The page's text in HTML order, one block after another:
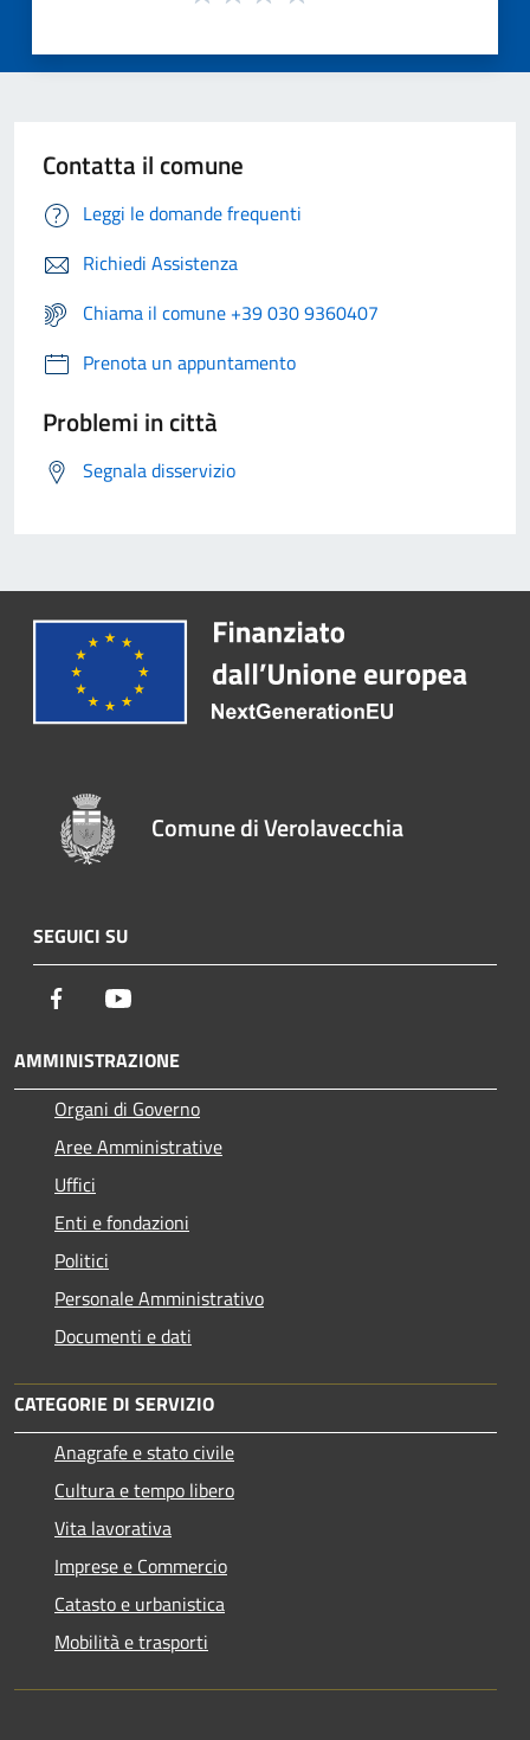
Contatta il comune
Leggi le domande frequenti
Richiedi Assistenza
Chiama il comune +39 030 9360407
Prenota un appuntamento
Problemi in città
Segnala disservizio
Comune di Verolavecchia
SEGUICI SU
Facebook
AMMINISTRAZIONE
Organi di Governo
Aree Amministrative
Uffici
Enti e fondazioni
Politici
Personale Amministrativo
Documenti e dati
CATEGORIE DI SERVIZIO
Anagrafe e stato civile
Cultura e tempo libero
Vita lavorativa
Imprese e Commercio
Catasto e urbanistica
Mobilità e trasporti